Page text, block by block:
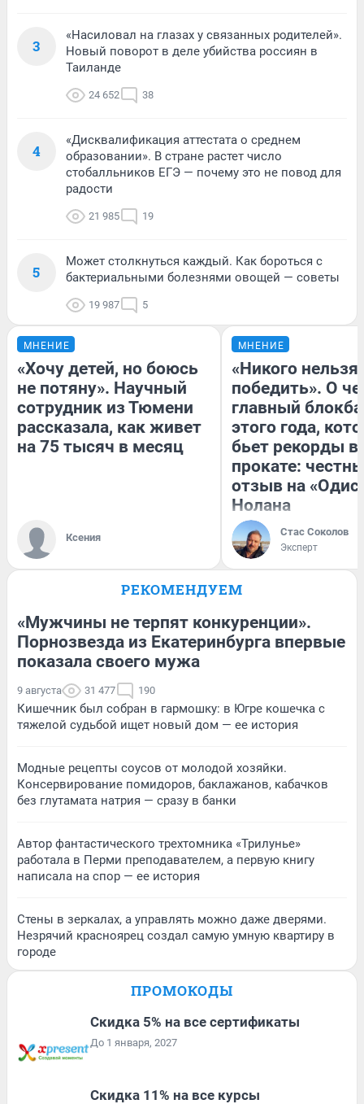
3
«Насиловал на глазах у связанных родителей».
Новый поворот в деле убийства россиян в
Таиланде
24 652 38
4
«Дисквалификация аттестата о среднем
образовании». В стране растет число
стобалльников ЕГЭ — почему это не повод для
радости
21 985 19
5
Может столкнуться каждый. Как бороться с
бактериальными болезнями овощей — советы
19 987 5
МНЕНИЕ
«Хочу детей, но боюсь
не потяну». Научный
сотрудник из Тюмени
рассказала, как живет
на 75 тысяч в месяц
Ксения
МНЕНИЕ
«Никого нельзя
победить». О
главный
этого года,
бьет рекорды в
прокате:
отзыв на
Нолана
Стас Соколов
Эксперт
РЕКОМЕНДУЕМ
«Мужчины не терпят конкуренции».
Порнозвезда из Екатеринбурга впервые
показала своего мужа
9 августа 31 477 190
Кишечник был собран в гармошку: в Югре кошечка с
тяжелой судьбой ищет новый дом — ее история
Модные рецепты соусов от молодой хозяйки.
Консервирование помидоров, баклажанов, кабачков
без глутамата натрия — сразу в банки
Автор фантастического трехтомника «Трилунье»
работала в Перми преподавателем, а первую книгу
написала на спор — ее история
Стены в зеркалах, а управлять можно даже дверями.
Незрячий красноярец создал самую умную квартиру в
городе
ПРОМОКОДЫ
Скидка 5% на все сертификаты
До 1 января, 2027
Скидка 11% на все курсы